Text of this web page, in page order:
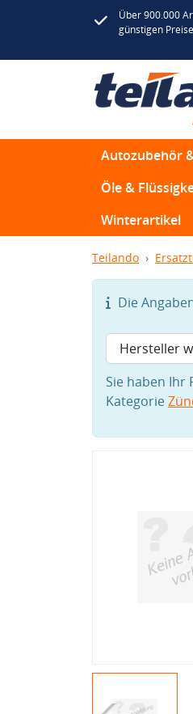
Über 900.000
günstigen
Autozubehör
Öle &
Winterartikel
Teilando
Die
Sie haben Ihr
Kategorie